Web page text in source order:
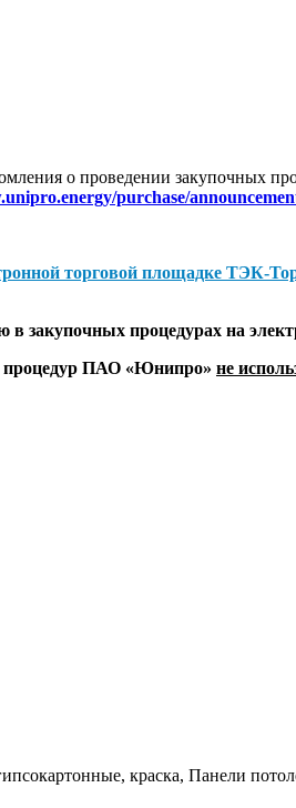
о проведении закупочных
purchase/
торговой площадке ТЭК-
закупочных процедурах на
процедур ПАО «Юнипро» не
краска, Панели